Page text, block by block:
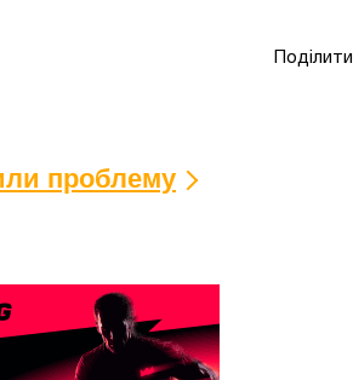
проблему